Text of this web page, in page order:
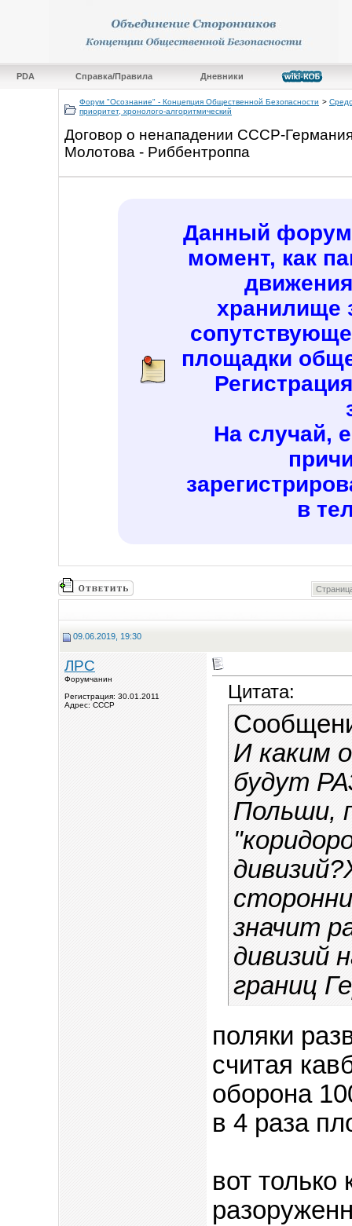
PDA Справка/Правила Дневники
Форум "Осознание" - Концепция Общественной Безопасности >
приоритет, хронолого-алгоритмический
Договор о ненападении СССР-
Молотова - Риббентроппа
Данный форум
момент, как
хранилище
площадки
На случай,
в
09.06.2019, 19:30
ЛРС
Форумчанин
Регистрация: 30.01.2011
Адрес: СССР
Цитата:
И каким
будут
Польши,
значит
дивизий
границ
поляки
считая
оборона
в 4 раза
вот